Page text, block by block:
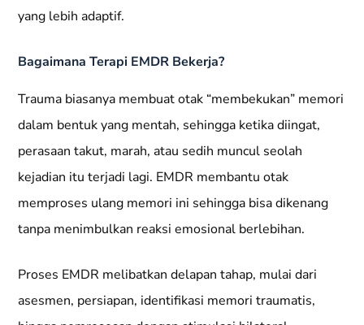
yang lebih adaptif.
Bagaimana Terapi EMDR Bekerja?
Trauma biasanya membuat otak “membekukan” memori
dalam bentuk yang mentah, sehingga ketika diingat,
perasaan takut, marah, atau sedih muncul seolah
kejadian itu terjadi lagi. EMDR membantu otak
memproses ulang memori ini sehingga bisa dikenang
tanpa menimbulkan reaksi emosional berlebihan.
Proses EMDR melibatkan delapan tahap, mulai dari
asesmen, persiapan, identifikasi memori traumatis,